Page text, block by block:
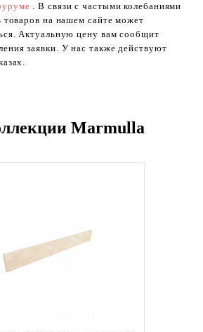
. В связи с частыми колебаниями
товаров на нашем сайте может
Актуальную цену вам сообщит
заявки. У нас также действуют
Marmulla